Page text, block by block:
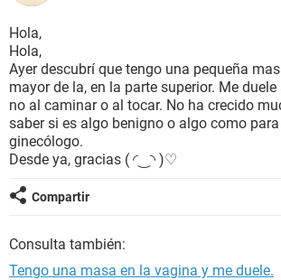
BIENESTAR
SEXUALIDAD
GLOSARIO
Hola,
Hola,
Ayer descubrí que tengo una pequeña
mayor de la, en la parte superior. Me
no al caminar o al tocar. No ha crecido
saber si es algo benigno o algo como
ginecólogo.
Desde ya, gracias ( ◜‿◝ )♡
Compartir
Consulta también:
Tengo una masa en la vagina y me duele.